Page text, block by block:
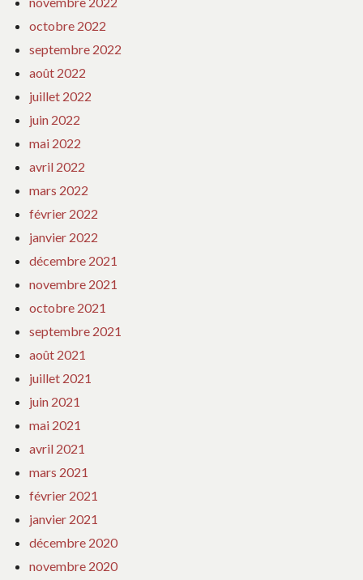
octobre 2022
septembre 2022
août 2022
juillet 2022
juin 2022
mai 2022
avril 2022
mars 2022
février 2022
janvier 2022
décembre 2021
novembre 2021
octobre 2021
septembre 2021
août 2021
juillet 2021
juin 2021
mai 2021
avril 2021
mars 2021
février 2021
janvier 2021
décembre 2020
novembre 2020